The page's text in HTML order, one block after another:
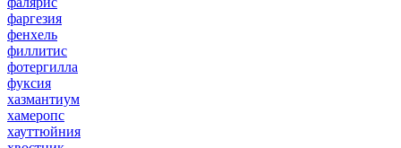
фаргезия
фенхель
филлитис
фотергилла
фуксия
хазмантиум
хамеропс
хауттюйния